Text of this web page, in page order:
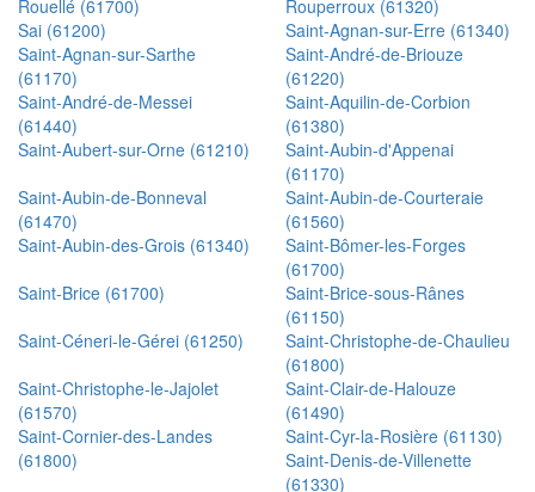
Rouellé (61700)
Rouperroux (61320)
Sai (61200)
Saint-Agnan-sur-Erre (61340)
Saint-Agnan-sur-Sarthe
(61170)
Saint-André-de-Briouze
(61220)
Saint-André-de-Messei
(61440)
Saint-Aquilin-de-Corbion
(61380)
Saint-Aubert-sur-Orne (61210)
Saint-Aubin-d'Appenai
(61170)
Saint-Aubin-de-Bonneval
(61470)
Saint-Aubin-de-Courteraie
(61560)
Saint-Aubin-des-Grois (61340)
Saint-Bômer-les-Forges
(61700)
Saint-Brice (61700)
Saint-Brice-sous-Rânes
(61150)
Saint-Céneri-le-Gérei (61250)
Saint-Christophe-de-Chaulieu
(61800)
Saint-Christophe-le-Jajolet
(61570)
Saint-Clair-de-Halouze
(61490)
Saint-Cornier-des-Landes
(61800)
Saint-Cyr-la-Rosière (61130)
Saint-Denis-de-Villenette
(61330)